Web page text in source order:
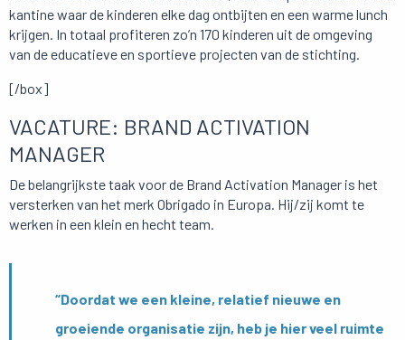
kantine waar de kinderen elke dag ontbijten en een warme lunch
krijgen. In totaal profiteren zo’n 170 kinderen uit de omgeving
van de educatieve en sportieve projecten van de stichting.
[/box]
VACATURE: BRAND ACTIVATION
MANAGER
De belangrijkste taak voor de Brand Activation Manager is het
versterken van het merk Obrigado in Europa. Hij/zij komt te
werken in een klein en hecht team.
“Doordat we een kleine, relatief nieuwe en
groeiende organisatie zijn, heb je hier veel ruimte